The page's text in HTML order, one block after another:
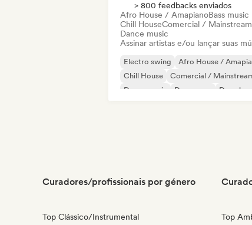
> 800 feedbacks enviados
Afro House / AmapianoBass music
Chill HouseComercial / Mainstream
Dance music
Assinar artistas e/ou lançar suas
Electro swing
Afro House /
Chill House
Comercial /
Dance music
Dance pop
Deep
Curadores/profissionais por género
Top Clássico/Instrumental Top